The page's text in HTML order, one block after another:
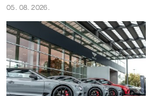
05. 08. 2026.